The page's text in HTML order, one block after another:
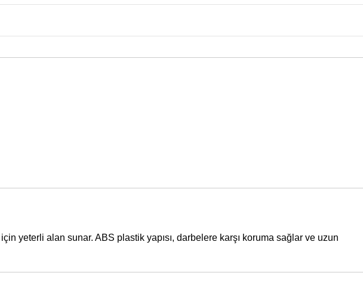
yeterli alan sunar. ABS plastik yapısı, darbelere karşı koruma sağlar ve uzun